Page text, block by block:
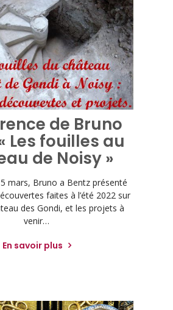
de Bruno
Les fouilles au
de Noisy »
mars, Bruno a Bentz présenté
faites à l’été 2022 sur
des Gondi, et les projets à
venir…
En savoir plus